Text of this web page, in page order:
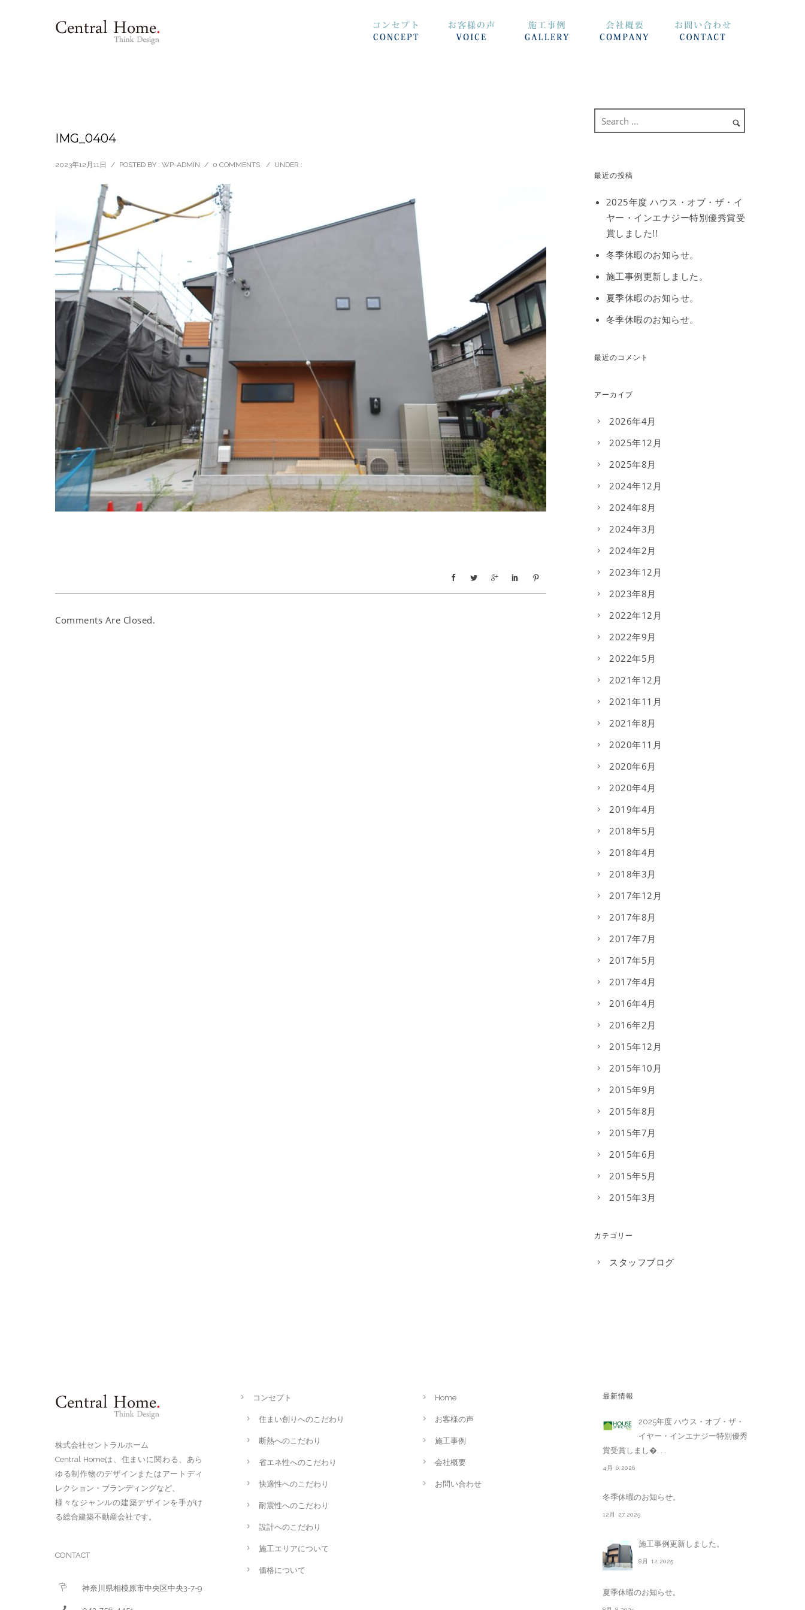
IMG_0404
2023年12月11日 / POSTED BY : WP-ADMIN / 0 COMMENTS / UNDER :
Comments Are Closed.
最近の投稿
2025年度 ハウス・オブ・ザ・イ
ヤー・インエナジー特別優秀賞受
賞しました!!
冬季休暇のお知らせ。
施工事例更新しました。
夏季休暇のお知らせ。
冬季休暇のお知らせ。
最近のコメント
アーカイブ
2026年4月
2025年12月
2025年8月
2024年12月
2024年8月
2024年3月
2024年2月
2023年12月
2023年8月
2022年12月
2022年9月
2022年5月
2021年12月
2021年11月
2021年8月
2020年11月
2020年6月
2020年4月
2019年4月
2018年5月
2018年4月
2018年3月
2017年12月
2017年8月
2017年7月
2017年5月
2017年4月
2016年4月
2016年2月
2015年12月
2015年10月
2015年9月
2015年8月
2015年7月
2015年6月
2015年5月
2015年3月
カテゴリー
スタッフブログ
株式会社セントラルホーム
Central Homeは、住まいに関わる、あら
ゆる制作物のデザインまたはアートディ
レクション・ブランディングなど、
様々なジャンルの建築デザインを手がけ
る総合建築不動産会社です。
CONTACT
神奈川県相模原市中央区中央3-7-9
コンセプト
住まい創りへのこだわり
断熱へのこだわり
省エネ性へのこだわり
快適性へのこだわり
耐震性へのこだわり
設計へのこだわり
施工エリアについて
価格について
Home
お客様の声
施工事例
会社概要
お問い合わせ
最新情報
2025年度 ハウス・オブ・ザ・
イヤー・インエナジー特別優秀
賞受賞しまし�. . .
4月 6,2026
冬季休暇のお知らせ。
12月 27,2025
施工事例更新しました。
8月 12,2025
夏季休暇のお知らせ。